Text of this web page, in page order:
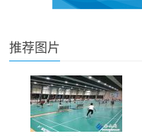
推荐图片